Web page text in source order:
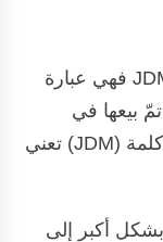
عندما يتردد إلى مسامعك كلمة سيارة JDM فهي عبارة
بيعها في
الأساس ضمن السوق اليابانية. حيث أنّ كلمة (JDM) تعني
أكبر إلى